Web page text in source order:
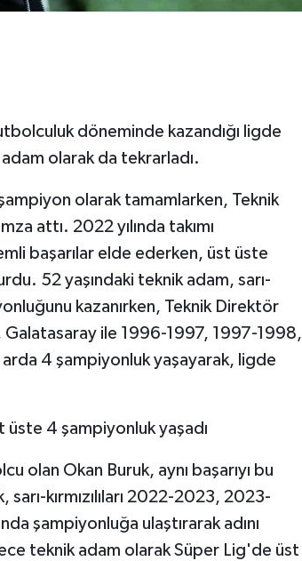
döneminde kazandığı ligde
olarak da tekrarladı.
olarak tamamlarken, Teknik
attı. 2022 yılında takımı
başarılar elde ederken, üst üste
52 yaşındaki teknik adam, sarı-
kazanırken, Teknik Direktör
ile 1996-1997, 1997-1998,
4 şampiyonluk yaşayarak, ligde
4 şampiyonluk yaşadı
olan Okan Buruk, aynı başarıyı bu
kırmızılıları 2022-2023, 2023-
şampiyonluğa ulaştırarak adını
teknik adam olarak Süper Lig'de üst